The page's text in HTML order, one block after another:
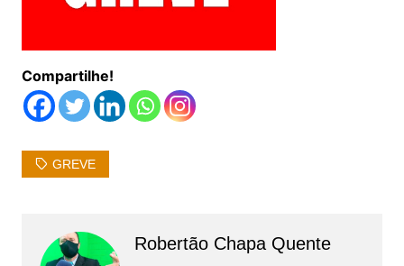
Compartilhe!
GREVE
Robertão Chapa Quente